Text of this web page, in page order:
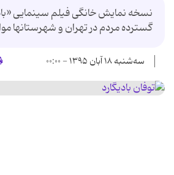
نسخه نمایش خانگی فیلم سینمایی
گسترده مردم در تهران و شهرستانها
سه‌شنبه ۱۸ آبان ۱۳۹۵ - ۰۰:۰۰